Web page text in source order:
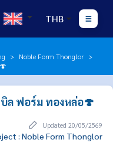
THB
Noble Form Thonglor
บิล ฟอร์ม ทองหล่อ🍄
Updated 20/05/2569
: Noble Form Thonglor